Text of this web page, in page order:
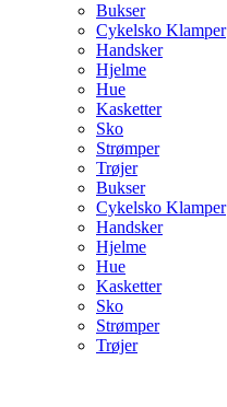
Bukser
Cykelsko Klamper
Handsker
Hjelme
Hue
Kasketter
Sko
Strømper
Trøjer
Bukser
Cykelsko Klamper
Handsker
Hjelme
Hue
Kasketter
Sko
Strømper
Trøjer